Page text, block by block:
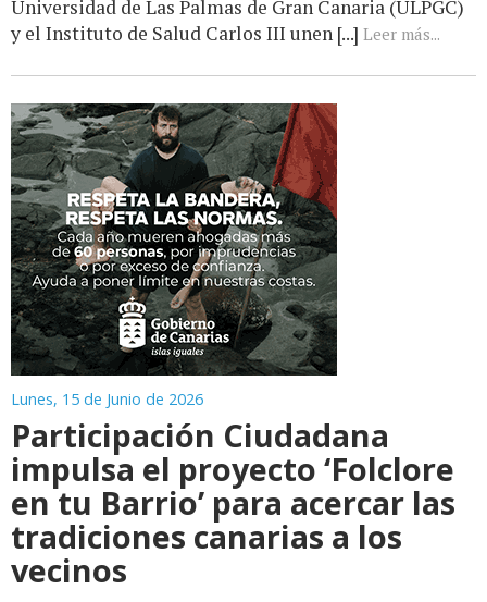
Universidad de Las Palmas de Gran Canaria (ULPGC)
y el Instituto de Salud Carlos III unen [...] Leer más...
Lunes, 15 de Junio de 2026
Participación Ciudadana
impulsa el proyecto ‘Folclore
en tu Barrio’ para acercar las
tradiciones canarias a los
vecinos